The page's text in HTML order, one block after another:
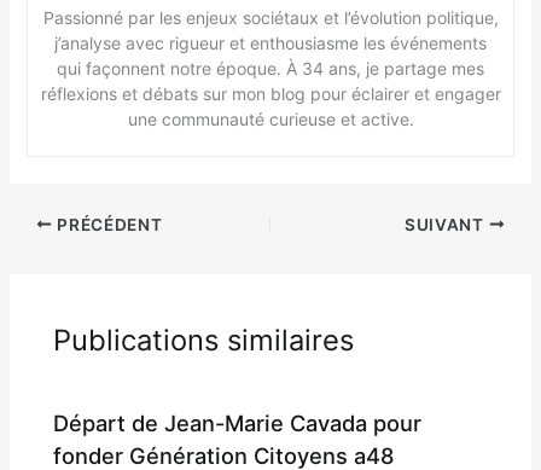
Passionné par les enjeux sociétaux et l’évolution politique,
j’analyse avec rigueur et enthousiasme les événements
qui façonnent notre époque. À 34 ans, je partage mes
réflexions et débats sur mon blog pour éclairer et engager
une communauté curieuse et active.
PRÉCÉDENT SUIVANT
Publications similaires
Départ de Jean-Marie Cavada pour
fonder Génération Citoyens a48